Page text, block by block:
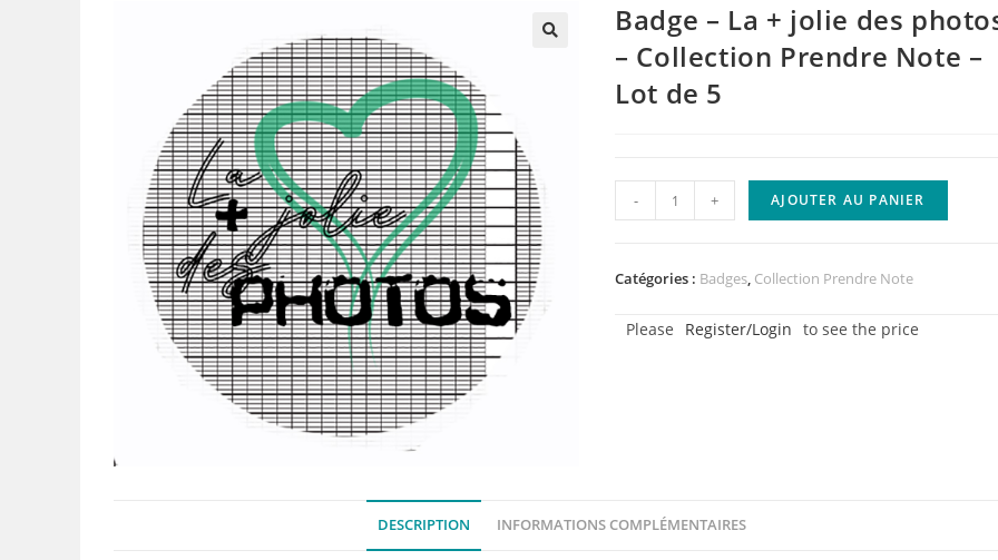
Badge – La + jolie des
– Collection Prendre Note –
Lot de 5
quantité
de
-
Note
- + AJOUTER AU PANIER
Catégories : Badges, Collection Prendre Note
Please Register/Login to see the price
DESCRIPTION INFORMATIONS COMPLÉMENTAIRES